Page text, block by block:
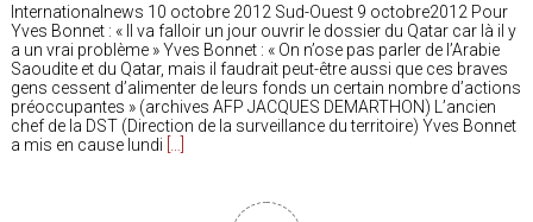
Internationalnews 10 octobre 2012 Sud-Ouest 9 octobre2012 Pour
Yves Bonnet : « Il va falloir un jour ouvrir le dossier du Qatar car là il y
a un vrai problème » Yves Bonnet : « On n’ose pas parler de l’Arabie
Saoudite et du Qatar, mais il faudrait peut-être aussi que ces braves
gens cessent d’alimenter de leurs fonds un certain nombre d’actions
préoccupantes » (archives AFP JACQUES DEMARTHON) L’ancien
chef de la DST (Direction de la surveillance du territoire) Yves Bonnet
a mis en cause lundi